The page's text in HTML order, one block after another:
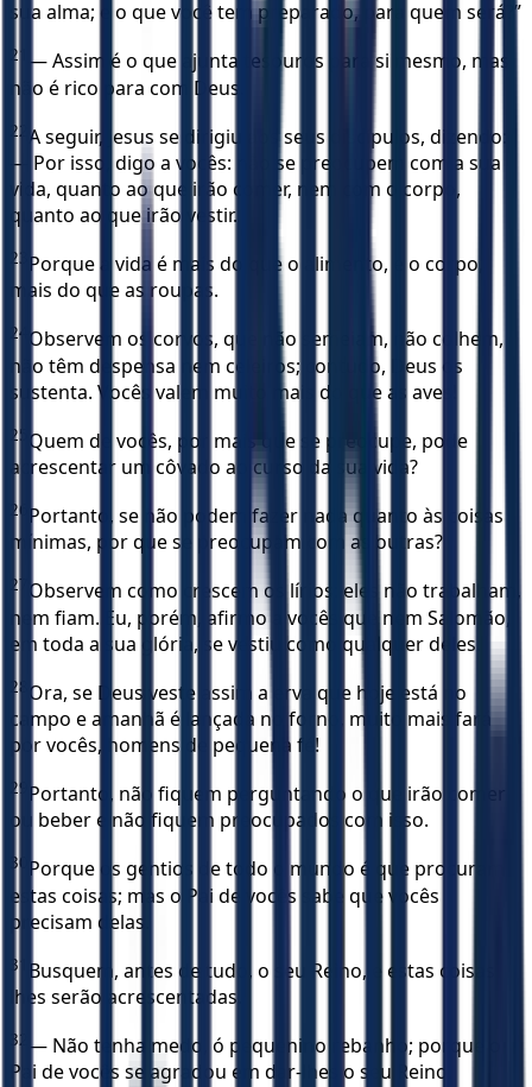
sua alma; e o que você tem preparado, para quem será?”
21
— Assim é o que ajunta tesouros para si mesmo, mas
não é rico para com Deus.
22 A seguir, Jesus se dirigiu aos seus discípulos, dizendo:
— Por isso, digo a vocês: não se preocupem com a sua
vida, quanto ao que irão comer, nem com o corpo,
quanto ao que irão vestir.
23 Porque a vida é mais do que o alimento, e o corpo,
mais do que as roupas.
24 Observem os corvos, que não semeiam, não colhem,
não têm despensa nem celeiros; contudo, Deus os
sustenta. Vocês valem muito mais do que as aves!
25 Quem de vocês, por mais que se preocupe, pode
acrescentar um côvado ao curso da sua vida?
26 Portanto, se não podem fazer nada quanto às coisas
mínimas, por que se preocupam com as outras?
27 Observem como crescem os lírios: eles não trabalham,
nem fiam. Eu, porém, afirmo a vocês que nem Salomão,
em toda a sua glória, se vestiu como qualquer deles.
28 Ora, se Deus veste assim a erva que hoje está no
campo e amanhã é lançada no forno, muito mais fará
por vocês, homens de pequena fé!
29 Portanto, não fiquem perguntando o que irão comer
ou beber e não fiquem preocupados com isso.
30 Porque os gentios de todo o mundo é que procuram
estas coisas; mas o Pai de vocês sabe que vocês
precisam delas.
31
Busquem, antes de tudo, o seu Reino, e estas coisas
lhes serão acrescentadas.
32 — Não tenha medo, ó pequenino rebanho; porque o
Pai de vocês se agradou em dar-lhes o seu Reino.